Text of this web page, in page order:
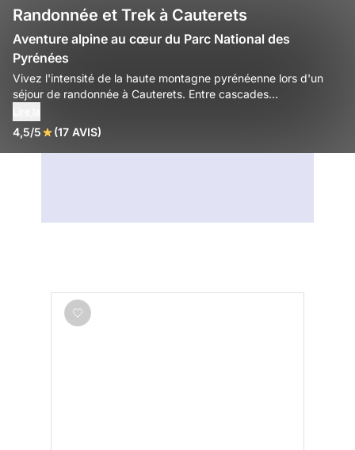
Randonnée et Trek à Cauterets
Aventure alpine au cœur du Parc National des
Pyrénées
Vivez l'intensité de la haute montagne pyrénéenne lors d'un
séjour de randonnée à Cauterets. Entre cascades
mythiques comme le Vignemale, découvrez un sanctuaire
sauvage d'une beauté exceptionnelle.
4,5/5 (17 AVIS)